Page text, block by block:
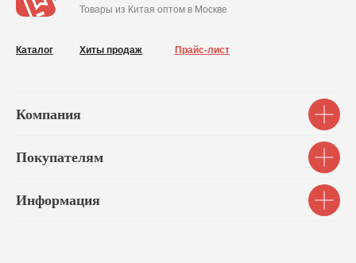
Каталог Хиты продаж Прайс-лист
Товары из Китая оптом в Москве
Компания
Покупателям
Информация